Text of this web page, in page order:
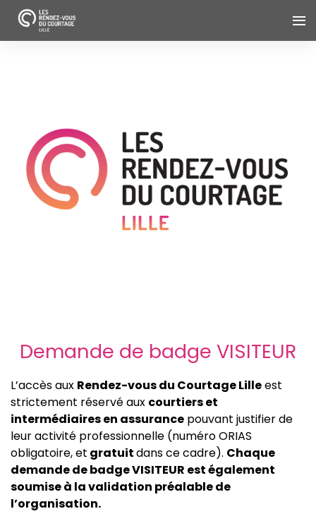
Demande de badge VISITEUR
L’accès aux Rendez-vous du Courtage Lilleest
strictement réservé aux courtiers et
intermédiaires en assurance pouvant justifier de
leur activité professionnelle (numéro ORIAS
obligatoire, et gratuitdans ce cadre). Chaque
demande de badge VISITEUR est également
soumise à la validation préalable de
l’organisation.